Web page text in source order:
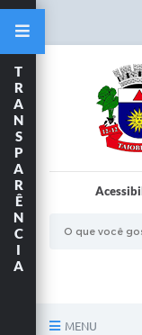
MENU
T
R
A
N
S
P
A
R
Ê
N
C
I
A